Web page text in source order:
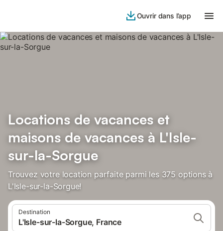
Ouvrir dans l’app
Locations de vacances et
maisons de vacances à L'Isle-
sur-la-Sorgue
Trouvez votre location parfaite parmi les 375 options à
L'Isle-sur-la-Sorgue!
Destination
L'Isle-sur-la-Sorgue, France